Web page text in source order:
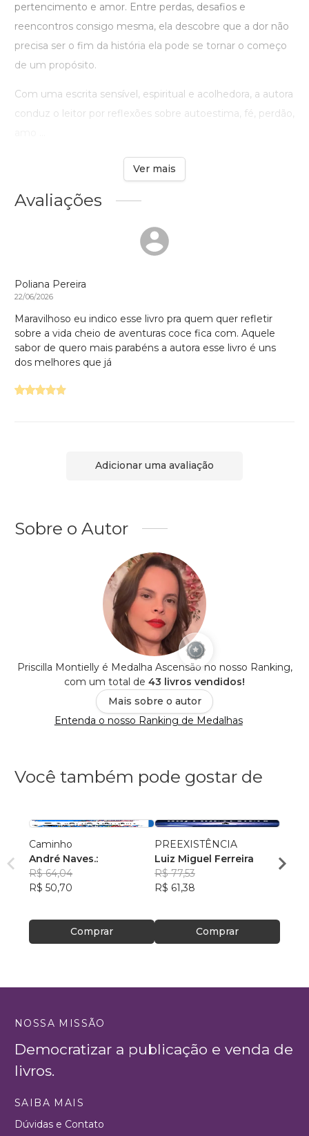
pertencimento e amor. Entre perdas, desafios e
reencontros consigo mesma, ela descobre que a dor não
precisa ser o fim da história ela pode se tornar o começo
de um propósito.
Com uma escrita sensível, espiritual e acolhedora, a autora
conduz o leitor por reflexões sobre autoestima, fé, perdão,
Ver mais
Avaliações
Poliana Pereira
22/06/2026
Maravilhoso eu indico esse livro pra quem quer refletir
sobre a vida cheio de aventuras coce fica com. Aquele
sabor de quero mais parabéns a autora esse livro é uns
dos melhores que já
Adicionar uma avaliação
Sobre o Autor
Priscilla Montielly é Medalha Ascensão no nosso Ranking,
com um total de 43 livros vendidos!
Mais sobre o autor
Entenda o nosso Ranking de Medalhas
Você também pode gostar de
Caminho
André Naves.:
R$ 64,04
R$ 50,70
Comprar
PREEXISTÊNCIA
Luiz Miguel Ferreira
R$ 77,53
R$ 61,38
Comprar
NOSSA MISSÃO
Democratizar a publicação e venda de
livros.
SAIBA MAIS
Dúvidas e Contato